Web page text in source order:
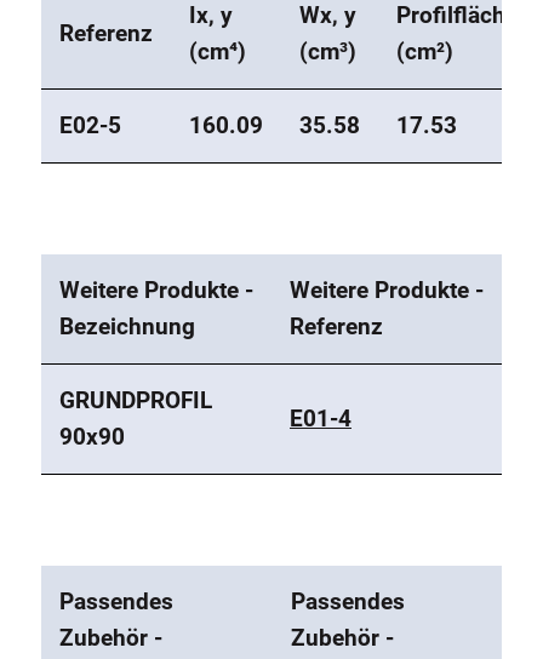
Referenz
Ix, y
(cm⁴)
Wx, y
(cm³)
Profilfläche
(cm²)
E02-5 160.09 35.58 17.53
Weitere Produkte -
Bezeichnung
Weitere Produkte -
Referenz
GRUNDPROFIL
90x90
E01-4
Passendes
Zubehör -
Passendes
Zubehör -